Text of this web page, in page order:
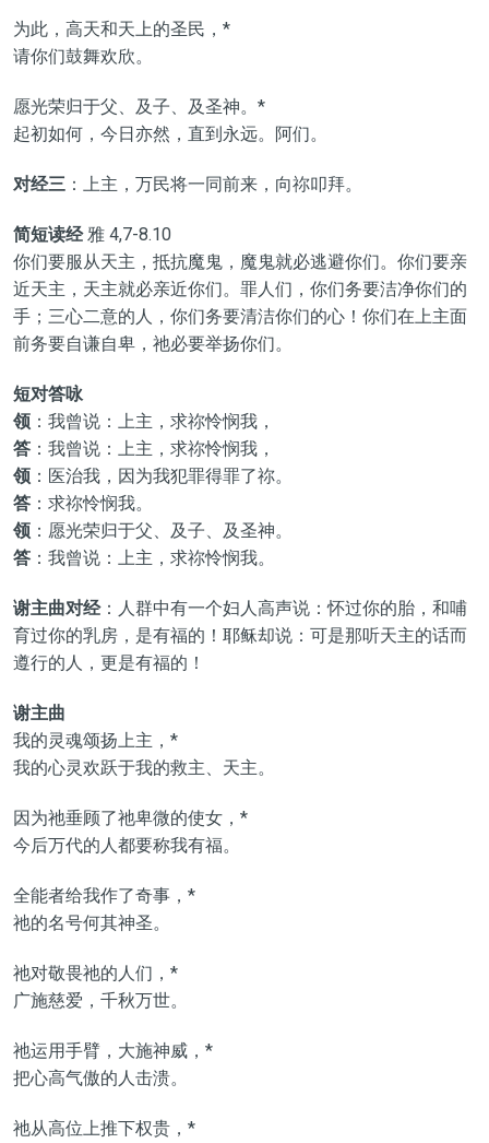
为此，高天和天上的圣民，*
请你们鼓舞欢欣。
愿光荣归于父、及子、及圣神。*
起初如何，今日亦然，直到永远。阿们。
对经三 ：上主，万民将一同前来，向祢叩拜。
简短读经雅 4,7-8.10
你们要服从天主，抵抗魔鬼，魔鬼就必逃避你们。你们要亲
近天主，天主就必亲近你们。罪人们，你们务要洁净你们的
手；三心二意的人，你们务要清洁你们的心！你们在上主面
前务要自谦自卑，祂必要举扬你们。
短对答咏
领：我曾说：上主，求祢怜悯我，
答：我曾说：上主，求祢怜悯我，
领：医治我，因为我犯罪得罪了祢。
答：求祢怜悯我。
领：愿光荣归于父、及子、及圣神。
答：我曾说：上主，求祢怜悯我。
谢主曲对经：人群中有一个妇人高声说：怀过你的胎，和哺
育过你的乳房，是有福的！耶稣却说：可是那听天主的话而
遵行的人，更是有福的！
谢主曲
我的灵魂颂扬上主，*
我的心灵欢跃于我的救主、天主。
因为祂垂顾了祂卑微的使女，*
今后万代的人都要称我有福。
全能者给我作了奇事，*
祂的名号何其神圣。
祂对敬畏祂的人们，*
广施慈爱，千秋万世。
祂运用手臂，大施神威，*
把心高气傲的人击溃。
祂从高位上推下权贵，*